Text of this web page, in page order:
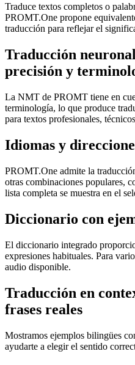
Traduce textos completos o
PROMT.One propone
traducción para reflejar el
Traducción
precisión y
La NMT de PROMT tiene en
terminología, lo que produce
para textos profesionales,
Idiomas y
PROMT.One admite la
otras combinaciones populares,
lista completa se muestra en el
Diccionario con
El diccionario integrado
expresiones habituales. Para
audio disponible.
Traducción en
frases reales
Mostramos ejemplos bilingües
ayudarte a elegir el sentido